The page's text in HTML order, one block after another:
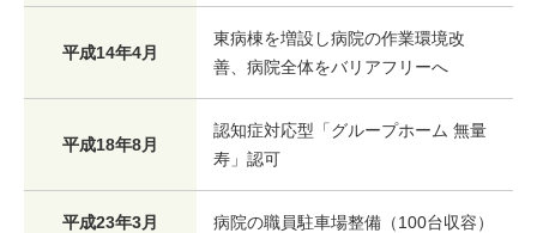
平成14年4月
東病棟を増設し病院の作業環境改
善、病院全体をバリアフリーへ
平成18年8月
認知症対応型「グループホーム 無量
寿」認可
平成23年3月 病院の職員駐車場整備（100台収容）